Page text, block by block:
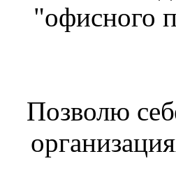
"офисного
Позволю